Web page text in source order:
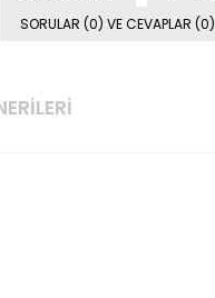
SORULAR (0) VE CEVAPLAR (0)